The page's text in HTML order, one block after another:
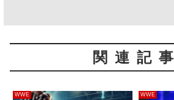
関連記事
WWE WWE